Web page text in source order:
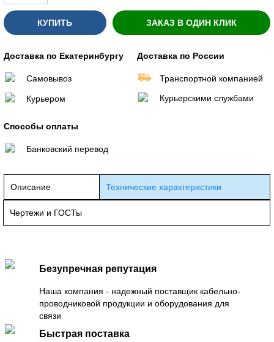
КУПИТЬ ЗАКАЗ В ОДИН КЛИК
Доставка по Екатеринбургу
Самовывоз
Курьером
Доставка по России
Транспортной компанией
Курьерскими службами
Способы оплаты
Банковский перевод
Описание Технические характеристики
Чертежи и ГОСТы
Безупречная репутация
Наша компания - надежный поставщик кабельно-
проводниковой продукции и оборудования для
связи
Быстрая поставка